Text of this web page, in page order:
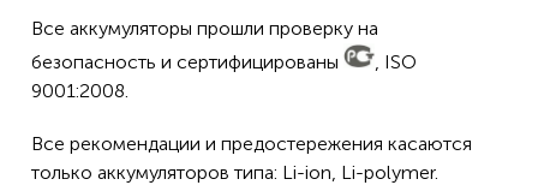
Все аккумуляторы прошли проверку на
безопасность и сертифицированы
, ISO
9001:2008.
Все рекомендации и предостережения касаются
только аккумуляторов типа: Li-ion, Li-polymer.